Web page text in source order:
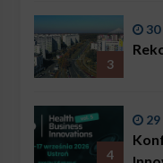
3
30
4
29